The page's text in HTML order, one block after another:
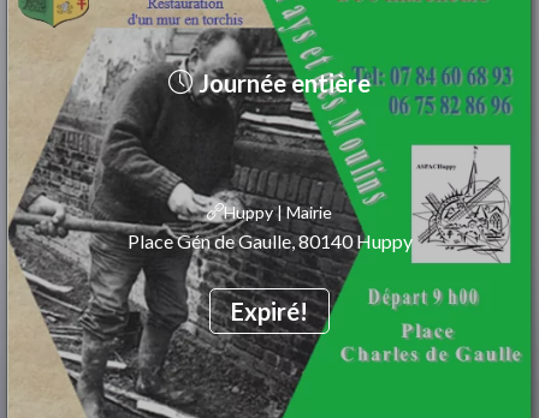
Expiré!
Journée entière
Huppy | Mairie
Place Gén de Gaulle, 80140 Huppy